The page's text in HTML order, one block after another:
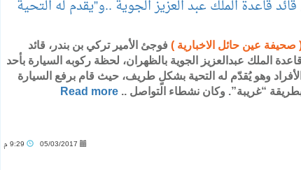
قاعدة الملك عبد العزيز الجوية ..و”يقدم له التحية
صحيفة عين حائل الاخبارية ) فوجئ الأمير تركي بن بندر، قائد
قاعدة الملك عبدالعزيز الجوية بالظهران، لحظة ركوبه السيارة بأحد
الأفراد وهو يُقدّم له التحية بشكلٍ طريف، حيث قام برفع السيارة
“غريبة”. وكان نشطاء التواصل .. Read more
05/03/2017 9:29 م